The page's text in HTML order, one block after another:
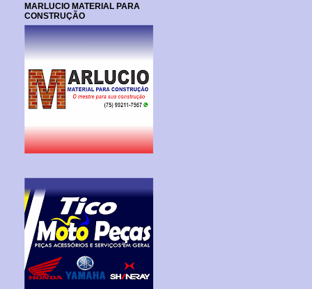
MARLUCIO MATERIAL PARA
CONSTRUÇÃO